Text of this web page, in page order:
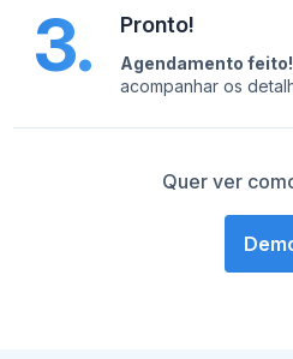
3. Pronto!
Agendamento feito!
acompanhar os
Quer ver